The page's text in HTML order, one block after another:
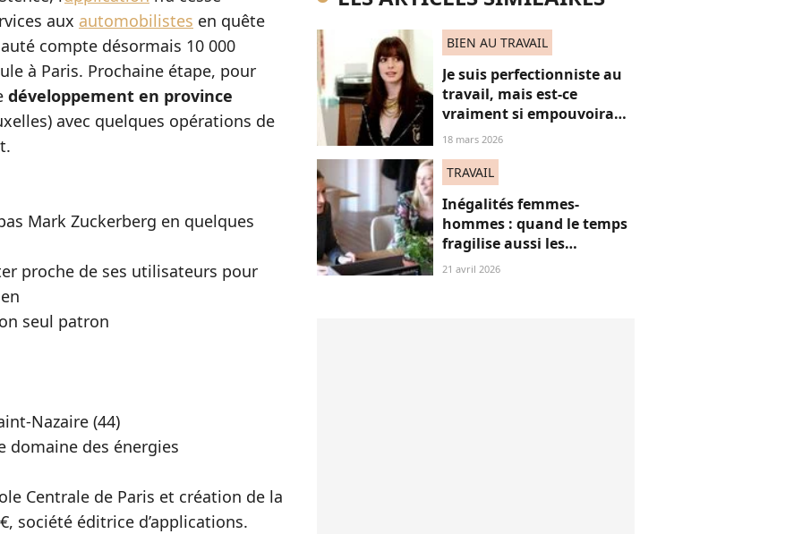
aux automobilistes en quête
compte désormais 10 000
à Paris. Prochaine étape, pour
développement en province
avec quelques opérations de
Mark Zuckerberg en quelques
proche de ses utilisateurs pour
seul patron
Nazaire (44)
domaine des énergies
Centrale de Paris et création de la
société éditrice d’applications.
BIEN AU TRAVAIL
Je suis perfectionniste au
travail, mais est-ce
vraiment si empouvoirant
?
18 mars 2026
TRAVAIL
Inégalités femmes-
hommes : quand le temps
fragilise aussi les
trajectoires financières
21 avril 2026